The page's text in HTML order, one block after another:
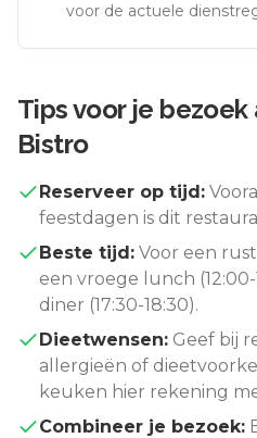
voor de actuele
Tips voor je bezoek
Bistro
Reserveer op tijd:
feestdagen is dit
Beste tijd: Voor een
een vroege lunch
diner (17:30-18:30).
Dieetwensen: Geef bij
allergieën of
keuken hier rekening
Combineer je bezoek: